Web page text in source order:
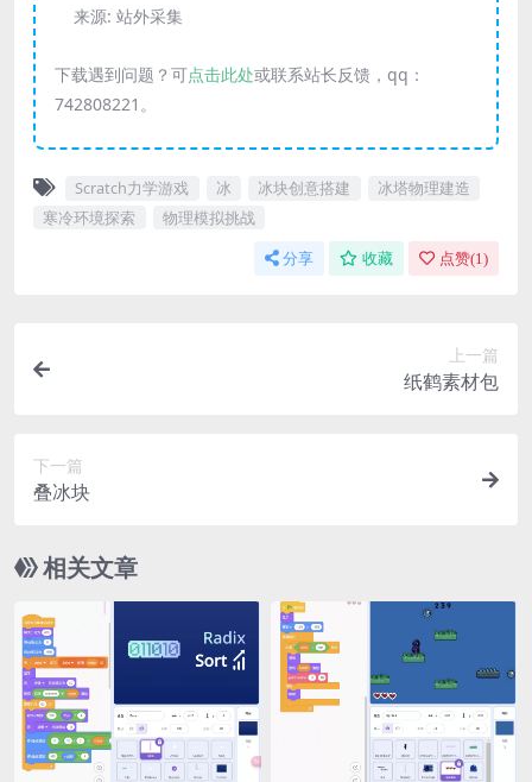
来源: 站外采集
下载遇到问题？可点击此处或联系站长反馈，qq：
742808221。
Scratch力学游戏 冰 冰块创意搭建
冰塔物理建造
寒冷环境探索
物理模拟挑战
分享 收藏 点赞(1)
上一篇
纸鹤素材包
下一篇
叠冰块
相关文章